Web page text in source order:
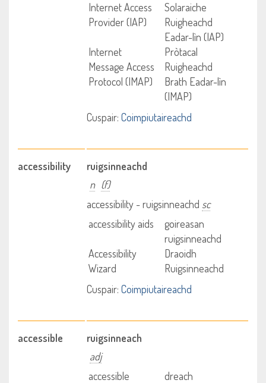
Internet Access
Provider (IAP)
Solaraiche
Ruigheachd
Eadar-lìn (IAP)
Internet
Message Access
Protocol (IMAP)
Pròtacal
Ruigheachd
Brath Eadar-lìn
(IMAP)
Cuspair: Coimpiutaireachd
accessibility
ruigsinneachd
n (f)
accessibility - ruigsinneachd sc
accessibility aids
goireasan
ruigsinneachd
Accessibility
Wizard
Draoidh
Ruigsinneachd
Cuspair: Coimpiutaireachd
accessible
ruigsinneach
adj
accessible
dreach